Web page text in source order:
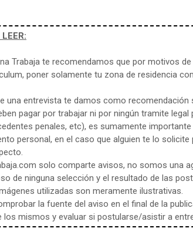
Trabaja te recomendamos que por motivos
poner solamente tu zona de residencia
una entrevista te damos como
pagar por trabajar ni por ningún tramite
penales, etc), es sumamente
personal, en el caso que alguien te lo
solo comparte avisos, no somos una
de ninguna selección y el resultado de las
utilizadas son meramente ilustrativas.
la fuente del aviso en el final de la
los mismos y evaluar si postularse/asistir a